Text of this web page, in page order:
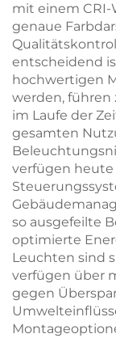
mit einem CRI-
genaue
entscheidend
hochwertigen
werden, führen
im Laufe der
gesamten
verfügen
so ausgefeilte
optimierte
Leuchten sind
verfügen über
gegen